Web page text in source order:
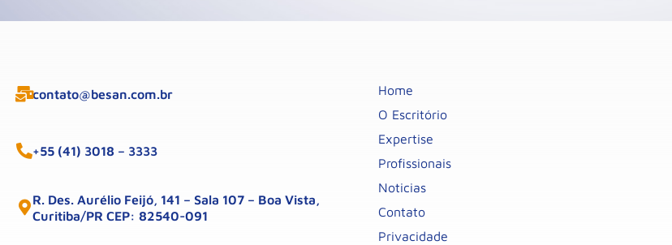
contato@besan.com.br
+55 (41) 3018 – 3333
R. Des. Aurélio Feijó, 141 – Sala 107 – Boa Vista,
Curitiba/PR CEP: 82540-091
Home
O Escritório
Expertise
Profissionais
Noticias
Contato
Privacidade